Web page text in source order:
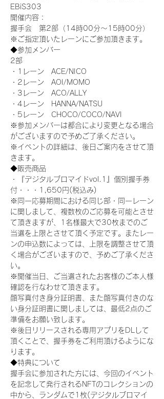
EBiS303
開催内容：
握手会　第2部（14時00分～15時00分）
※ご指定頂いたレーンにご参加頂きます。
◆参加メンバー
2部
・1レーン　ACE/NICO
・2レーン　AOI/MOMO
・3レーン　ACO/ALLY
・4レーン　HANNA/NATSU
・5レーン　CHOCO/COCO/NAVI
※参加メンバーは都合により変更となる場合
がございますので予めご了承ください。
※イベントの詳細は、後日ご案内をさせて頂
きます。
◆販売商品
・『デジタルブロマイドvol.1』個別握手券
付・・・1,650円(税込み)
※同一応募期間における同じ部・同一レーン
に関しまして、複数枚のご応募を可能とさせ
て頂きますが、1名様最大で30枚までのご
当選を上限とさせて頂く予定です。またレー
ンの申込数によっては、上限を調整させて頂
く場合がございますので、予めご了承くださ
い。
※開催当日、ご当選されたお客様のご本人様
確認を行なわせて頂きます。
顔写真付き身分証明書、また顔写真付きのな
い身分証明書に関しましては、最低2点のご
準備をお願い致します。
※後日リリースされる専用アプリをDLして
頂くことで、握手券をご利用頂けるようにな
ります。
◆特典について
握手会に参加された方には、今回のイベント
を記念して発行されるNFTのコレクションの
中から、ランダムで1枚(デジタルブロマイ